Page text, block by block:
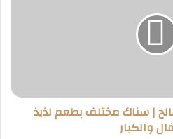
| سناك مختلف بطعم لذيذ
والكبار